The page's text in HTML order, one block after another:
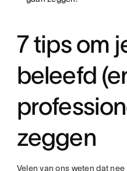
7 tips om
beleefd
zeggen
Velen van ons weten dat